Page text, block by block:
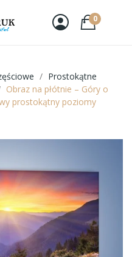
0
Prostokątne
Obraz na płótnie – Góry o
prostokątny poziomy